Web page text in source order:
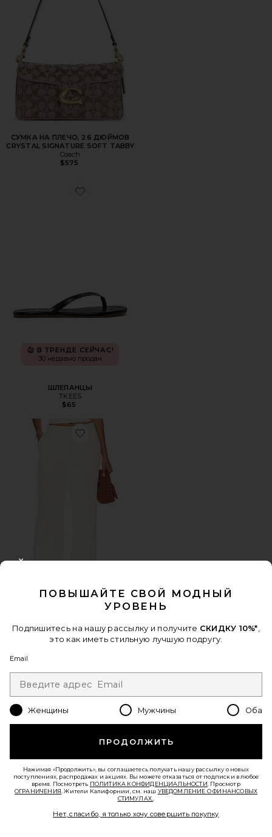
СУМКА НА ПЛЕЧО, 26 ДЮЙМОВ
CRYSTAL SIGNATURE SOFT TABBY
Coach
$575
Favorite ШЛЕПАНЦЫ
В ТРЕНДЕ СЕЙЧАС!
30 недавно продан
ШЛЕПАНЦЫ
TKEES
$65
Favorite БРЮКИ ROMA
БРЮКИ ROMA
SNDYS
Favorite МАКСИ ПЛАТЬЕ DISTRICT
ПОВЫШАЙТЕ СВОЙ МОДНЫЙ
УРОВЕНЬ
Подпишитесь на нашу рассылку и получите СКИДКУ 10%*
это как иметь стильную лучшую подругу.
Email
Женщины Мужчины Оба
ПРОДОЛЖИТЬ
Нажимая «Продолжить», вы соглашаетесь получать нашу рассылку о новых
поступлениях, распродажах и акциях. Вы можете отказаться от подписки в любое
время. Посмотреть ПОЛИТИКА КОНФИДЕНЦИАЛЬНОСТИ . Просмотр
ОГРАНИЧЕНИЯ . Жители Калифорнии, см. наш УВЕДОМЛЕНИЕ О ФИНАНСОВЫХ
СТИМУЛАХ.
Нет, спасибо, я только хочу совершить покупку